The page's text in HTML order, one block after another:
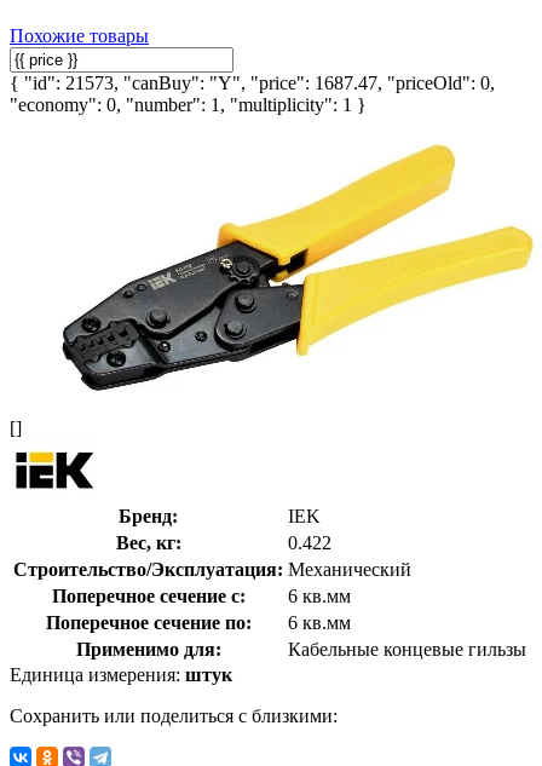
Похожие товары
{ "id": 21573, "canBuy": "Y", "price": 1687.47, "priceOld": 0,
"economy": 0, "number": 1, "multiplicity": 1 }
[]
Бренд:
IEK
Вес, кг:
0.422
Строительство/Эксплуатация: Механический
Поперечное сечение с:
6 кв.мм
Поперечное сечение по:
6 кв.мм
Применимо для:
Кабельные концевые гильзы
Единица измерения: штук
Сохранить или поделиться с близкими: